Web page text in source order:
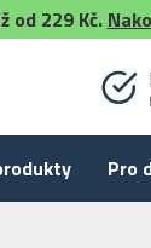
od 229 Kč.
Pro